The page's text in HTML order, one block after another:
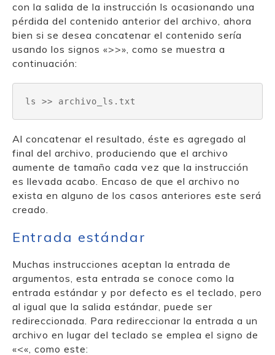
con la salida de la instrucción ls ocasionando una
pérdida del contenido anterior del archivo, ahora
bien si se desea concatenar el contenido sería
usando los signos «>>», como se muestra a
continuación:
ls >> archivo_ls.txt
Al concatenar el resultado, éste es agregado al
final del archivo, produciendo que el archivo
aumente de tamaño cada vez que la instrucción
es llevada acabo. Encaso de que el archivo no
exista en alguno de los casos anteriores este será
creado.
Entrada estándar
Muchas instrucciones aceptan la entrada de
argumentos, esta entrada se conoce como la
entrada estándar y por defecto es el teclado, pero
al igual que la salida estándar, puede ser
redireccionada. Para redireccionar la entrada a un
archivo en lugar del teclado se emplea el signo de
«<«, como este: